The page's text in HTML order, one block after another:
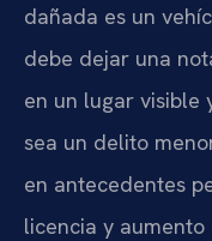
dañada es un
debe dejar una
en un lugar visible
sea un delito
en antecedentes
licencia y